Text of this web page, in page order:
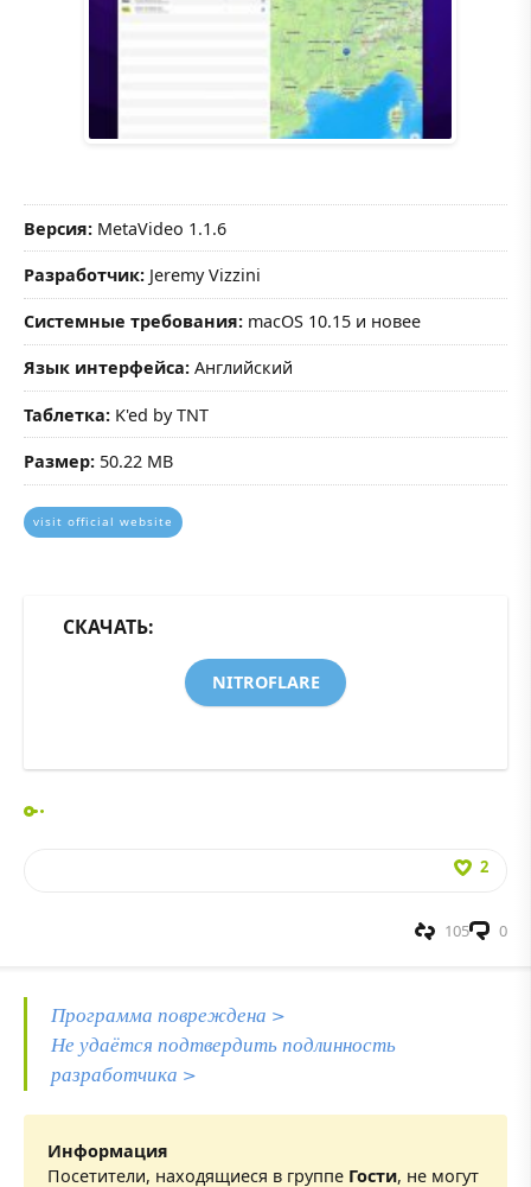
Версия: MetaVideo 1.1.6
Разработчик: Jeremy Vizzini
Системные требования: macOS 10.15 и новее
Язык интерфейса: Английский
Таблетка: K'ed by TNT
Размер: 50.22 MB
visit official website
СКАЧАТЬ:
NITROFLARE
2
0
105
Программа повреждена >
Не удаётся подтвердить подлинность
разработчика >
Информация
Посетители, находящиеся в группе Гости, не могут